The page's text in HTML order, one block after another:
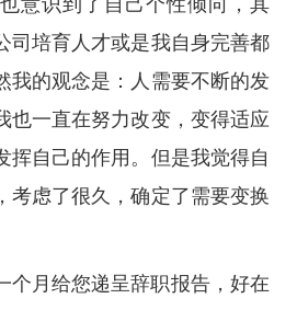
意识到了自己个性倾向，其
司培育人才或是我自身完善都
我的观念是：人需要不断的发
也一直在努力改变，变得适应
挥自己的作用。但是我觉得自
考虑了很久，确定了需要变换
个月给您递呈辞职报告，好在